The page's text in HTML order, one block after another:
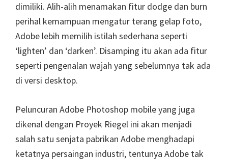
dimiliki. Alih-alih menamakan fitur dodge dan burn
perihal kemampuan mengatur terang gelap foto,
Adobe lebih memilih istilah sederhana seperti
‘lighten’ dan ‘darken’. Disamping itu akan ada fitur
seperti pengenalan wajah yang sebelumnya tak ada
di versi desktop.
Peluncuran Adobe Photoshop mobile yang juga
dikenal dengan Proyek Riegel ini akan menjadi
salah satu senjata pabrikan Adobe menghadapi
ketatnya persaingan industri, tentunya Adobe tak